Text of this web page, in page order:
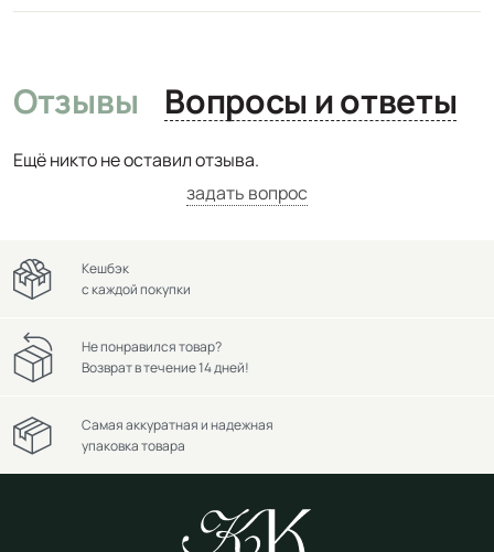
Отзывы Вопросы и ответы
Ещё никто не оставил отзыва.
задать вопрос
Кешбэк
с каждой покупки
Не понравился товар?
Возврат в течение 14 дней!
Самая аккуратная и надежная
упаковка товара